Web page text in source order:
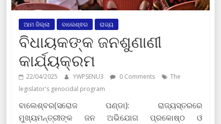
ଆମ ଜିଲ୍ଲା ବାଲେଶ୍ଵର ରାଜ୍ୟ
ବିଧାୟକଙ୍କ ଜନଶୁଣାଣୀ
କାର୍ଯ୍ୟକ୍ରମ
22/04/2025 YWPSENU3 0 Comments
The
legislator's genocidal program
ବାଲେଶ୍ବର(ସରୋଜ ପଣ୍ଡା): ରାଜ୍ୟସ୍ତରରେ
ମୁଖ୍ୟମନ୍ତ୍ରୀଙ୍କ ଜନ ଅଭିଯୋଗ ପ୍ରକୋଷ୍ଠ ଓ